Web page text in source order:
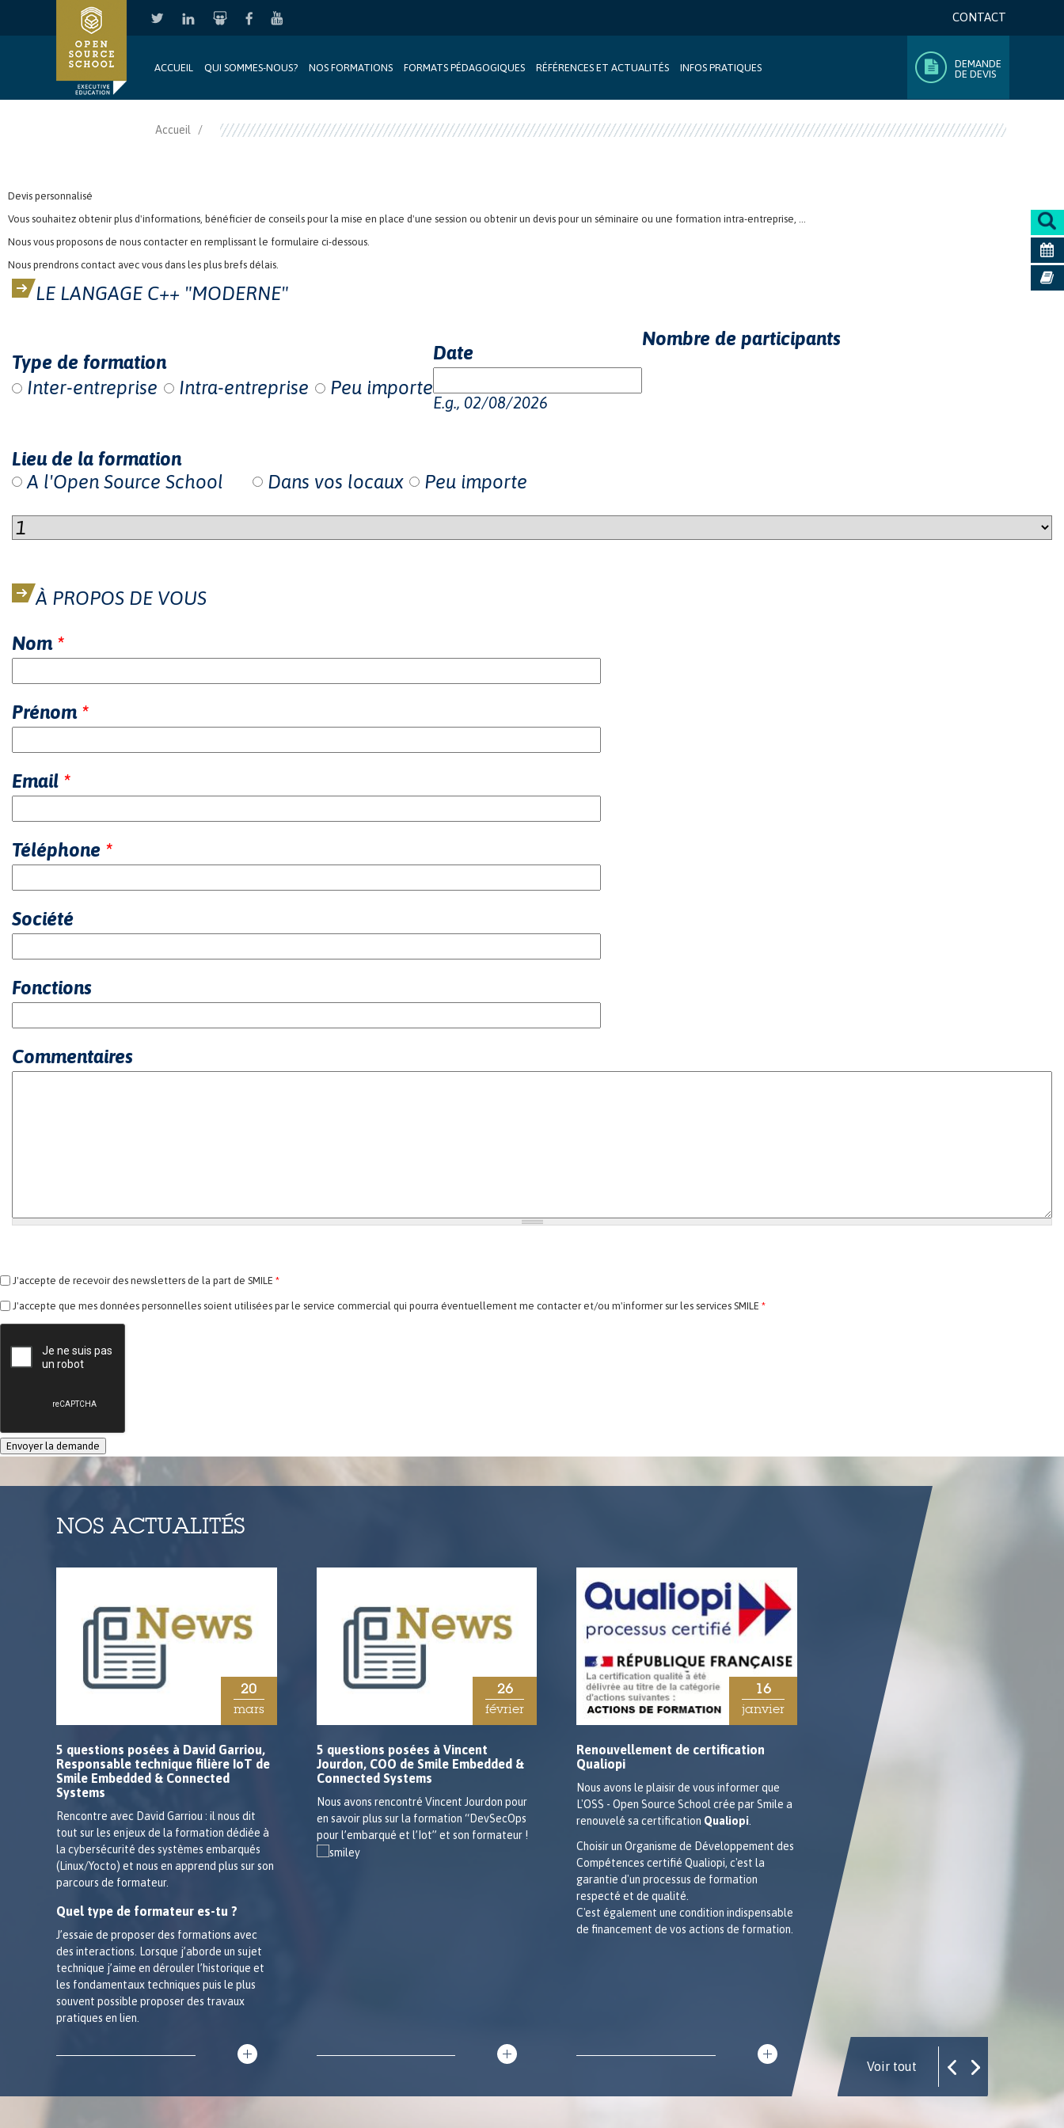
CONTACT
ACCUEIL QUI SOMMES-NOUS? NOS FORMATIONS FORMATS PÉDAGOGIQUES RÉFÉRENCES ET ACTUALITÉS INFOS PRATIQUES
DEMANDE
DE DEVIS
Accueil
Devis personnalisé
Vous souhaitez obtenir plus d'informations, bénéficier de conseils pour la mise en place d'une session ou obtenir un devis pour un séminaire ou une formation intra-entreprise, ...
Nous vous proposons de nous contacter en remplissant le formulaire ci-dessous.
Nous prendrons contact avec vous dans les plus brefs délais.
LE LANGAGE C++ "MODERNE"
Type de formation
Inter-entreprise
Intra-entreprise Peu importe
Date
E.g., 02/08/2026
Lieu de la formation
A l'Open Source School
Dans vos locaux Peu importe
Nombre de participants
À PROPOS DE VOUS
Nom *
Prénom *
Email *
Téléphone *
Société
Fonctions
Commentaires
J'accepte de recevoir des newsletters de la part de SMILE *
J'accepte que mes données personnelles soient utilisées par le service commercial qui pourra éventuellement me contacter et/ou m'informer sur les services SMILE *
NOS ACTUALITÉS
20
mars
5 questions posées à David Garriou,
Responsable technique filière IoT de
Smile Embedded & Connected
Systems
Rencontre avec David Garriou : il nous dit
tout sur les enjeux de la formation dédiée à
la cybersécurité des systèmes embarqués
(Linux/Yocto) et nous en apprend plus sur son
parcours de formateur.
Quel type de formateur es-tu ?
J’essaie de proposer des formations avec
des interactions. Lorsque j’aborde un sujet
technique j’aime en dérouler l’historique et
les fondamentaux techniques puis le plus
souvent possible proposer des travaux
pratiques en lien.
26
février
5 questions posées à Vincent
Jourdon, COO de Smile Embedded &
Connected Systems
Nous avons rencontré Vincent Jourdon pour
en savoir plus sur la formation “DevSecOps
pour l’embarqué et l’Iot” et son formateur !
16
janvier
Renouvellement de certification
Qualiopi
Nous avons le plaisir de vous informer que
L'OSS - Open Source School crée par Smile a
renouvelé sa certification Qualiopi
Choisir un Organisme de Développement des
Compétences certifié Qualiopi, c'est la
garantie d'un processus de formation
respecté et de qualité.
C'est également une condition indispensable
de financement de vos actions de formation.
5 Questions posées à Pierre FICHEUX,
Expert-Technique Embarqué et
formateur chez OSS
Nous avons rencontré Pierre FICHEUX pour
en savoir plus sur la formation Android 8
AOSP et son formateur
Voir tout